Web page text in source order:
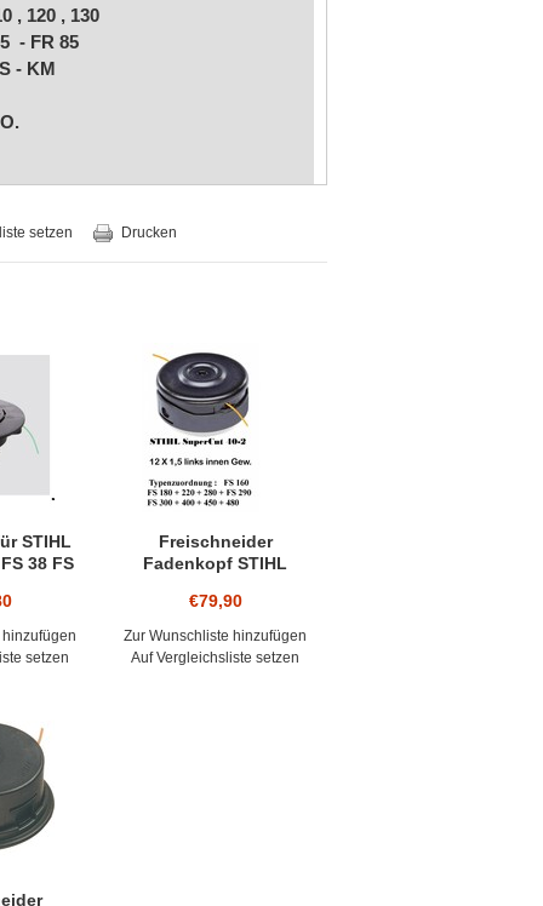
, 120 , 130
- FR 85
- KM
ES SICH
TEILE
ALTEN FADENKOPF UM DAS
ANSCHLUSSBOLZEN KANN
HIERZU ARRETIERT WERDEN –
setzen Drucken
STIHL
38 FS
setzen
Freischneider
Fadenkopf STIHL
Motorsense 12 x1,5
Faden 2,4
€79,90
Zur Wunschliste hinzufügen
Auf Vergleichsliste setzen